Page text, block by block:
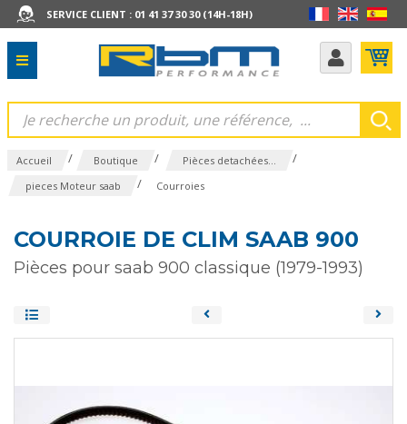
SERVICE CLIENT : 01 41 37 30 30 (14H-18H)
Accueil / Boutique / Pièces detachées... /
pieces Moteur saab / Courroies
COURROIE DE CLIM SAAB 900
Pièces pour saab 900 classique (1979-1993)